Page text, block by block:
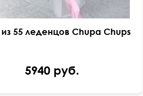
из 55 леденцов Chupa Chups
5940 руб.